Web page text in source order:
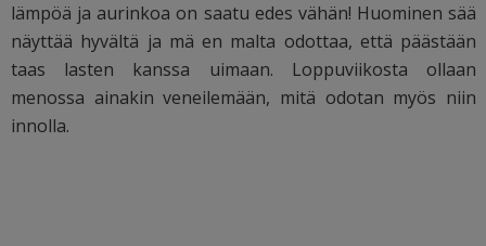
lämpöä ja aurinkoa on saatu edes vähän! Huominen sää
näyttää hyvältä ja mä en malta odottaa, että päästään
taas lasten kanssa uimaan. Loppuviikosta ollaan
menossa ainakin veneilemään, mitä odotan myös niin
innolla.